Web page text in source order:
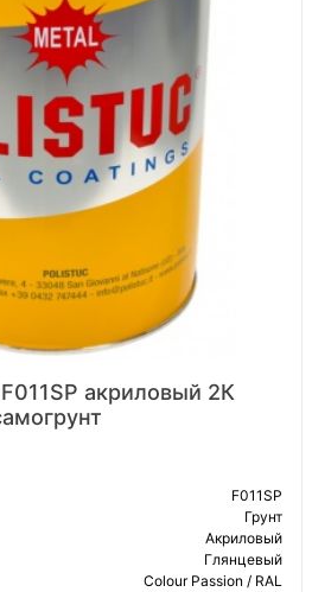
акриловый 2К
F011SP
Грунт
Акриловый
Глянцевый
Colour Passion / RAL